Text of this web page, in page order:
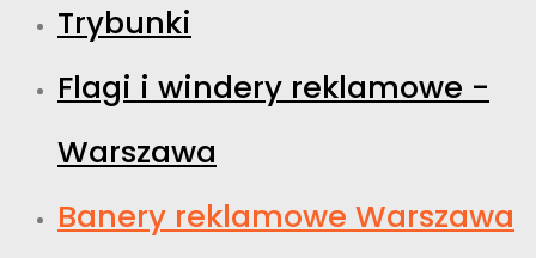
Trybunki
Flagi i windery reklamowe -
Warszawa
Banery reklamowe Warszawa